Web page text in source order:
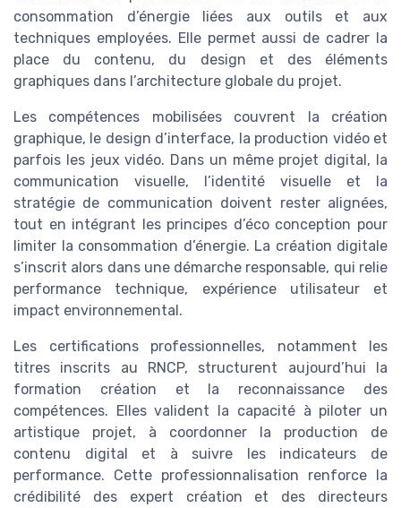
consommation d’énergie liées aux outils et aux
techniques employées. Elle permet aussi de cadrer la
place du contenu, du design et des éléments
graphiques dans l’architecture globale du projet.
Les compétences mobilisées couvrent la création
graphique, le design d’interface, la production vidéo et
parfois les jeux vidéo. Dans un même projet digital, la
communication visuelle, l’identité visuelle et la
stratégie de communication doivent rester alignées,
tout en intégrant les principes d’éco conception pour
limiter la consommation d’énergie. La création digitale
s’inscrit alors dans une démarche responsable, qui relie
performance technique, expérience utilisateur et
impact environnemental.
Les certifications professionnelles, notamment les
titres inscrits au RNCP, structurent aujourd’hui la
formation création et la reconnaissance des
compétences. Elles valident la capacité à piloter un
artistique projet, à coordonner la production de
contenu digital et à suivre les indicateurs de
performance. Cette professionnalisation renforce la
crédibilité des expert création et des directeurs